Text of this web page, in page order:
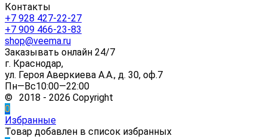
Контакты
+7 928 427-22-27
+7 909 466-23-83
shop@veema.ru
Заказывать онлайн 24/7
г. Краснодар,
ул. Героя Аверкиева А.А., д. 30, оф.7
Пн—Вс10:00—22:00
© 2018 - 2026 Copyright
0
Избранные
Товар добавлен в список избранных